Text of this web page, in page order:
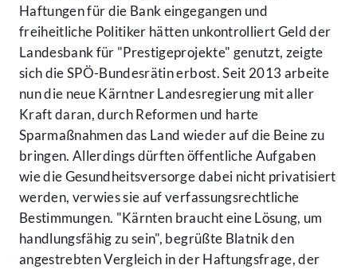
Haftungen für die Bank eingegangen und
freiheitliche Politiker hätten unkontrolliert Geld der
Landesbank für "Prestigeprojekte" genutzt, zeigte
sich die SPÖ-Bundesrätin erbost. Seit 2013 arbeite
nun die neue Kärntner Landesregierung mit aller
Kraft daran, durch Reformen und harte
Sparmaßnahmen das Land wieder auf die Beine zu
bringen. Allerdings dürften öffentliche Aufgaben
wie die Gesundheitsversorge dabei nicht privatisiert
werden, verwies sie auf verfassungsrechtliche
Bestimmungen. "Kärnten braucht eine Lösung, um
handlungsfähig zu sein", begrüßte Blatnik den
angestrebten Vergleich in der Haftungsfrage, der